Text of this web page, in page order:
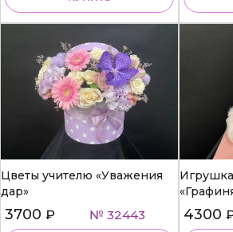
Цветы учителю «Уважения
дар»
3700 ₽ № 32443 4300